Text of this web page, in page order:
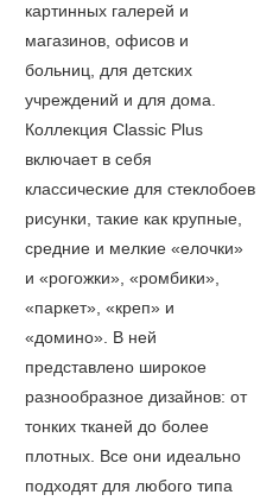
картинных галерей и
магазинов, офисов и
больниц, для детских
учреждений и для дома.
Коллекция Classic Plus
включает в себя
классические для стеклобоев
рисунки, такие как крупные,
средние и мелкие «елочки»
и «рогожки», «ромбики»,
«паркет», «креп» и
«домино». В ней
представлено широкое
разнообразное дизайнов: от
тонких тканей до более
плотных. Все они идеально
подходят для любого типа